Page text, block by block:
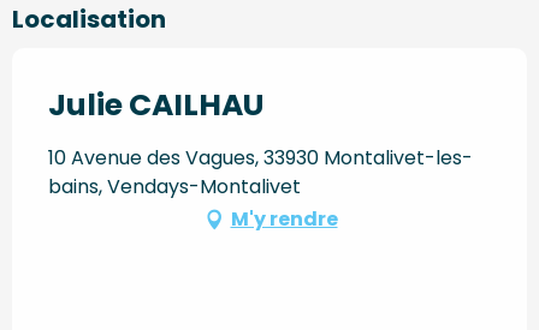
Localisation
Julie CAILHAU
10 Avenue des Vagues, 33930 Montalivet-les-
bains, Vendays-Montalivet
M'y rendre